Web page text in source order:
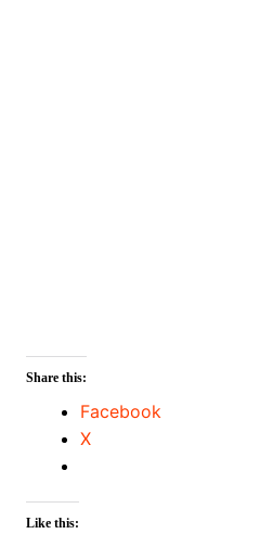
Share this:
Facebook
X
Like this: